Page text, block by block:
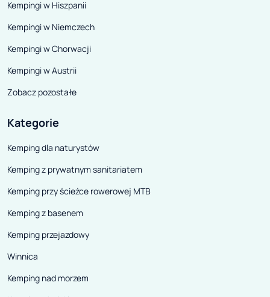
Kempingi w Hiszpanii
Kempingi w Niemczech
Kempingi w Chorwacji
Kempingi w Austrii
Zobacz pozostałe
Kategorie
Kemping dla naturystów
Kemping z prywatnym sanitariatem
Kemping przy ścieżce rowerowej MTB
Kemping z basenem
Kemping przejazdowy
Winnica
Kemping nad morzem